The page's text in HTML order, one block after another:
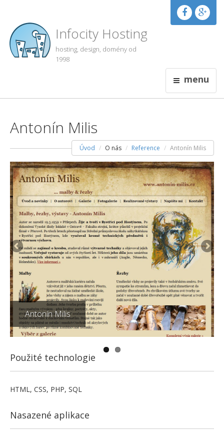
Infocity Hosting
hosting, design, domény od
1998
menu
Antonín Milis
Úvod O nás Reference Antonín Milis
Antonín Milis
Použité technologie
HTML, CSS, PHP, SQL
Nasazené aplikace